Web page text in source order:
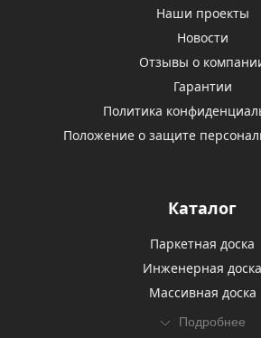
Наши проекты
Новости
Отзывы о
Гарантии
Политика
Положение о защите
Каталог
Паркетная доска
Инженерная доска
Массивная доска
Подробнее